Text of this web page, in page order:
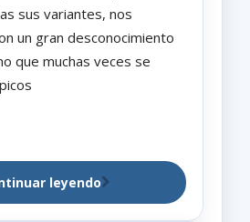
sus variantes, nos
un gran desconocimiento
que muchas veces se
leyendo